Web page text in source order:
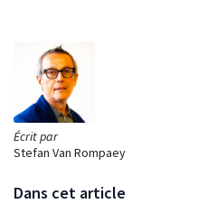
Écrit par
Stefan Van Rompaey
Dans cet article